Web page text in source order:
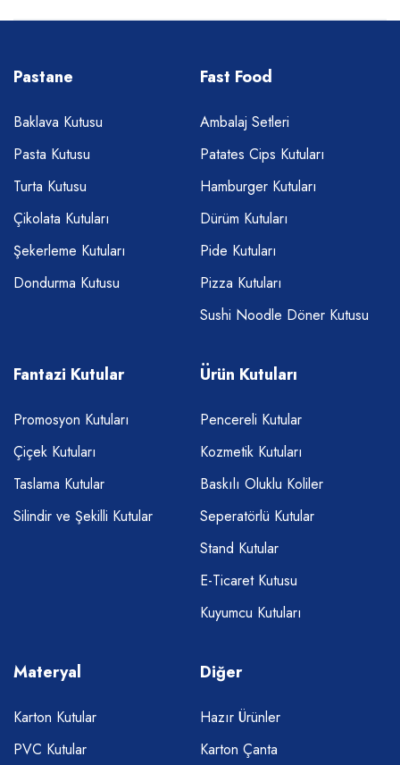
Pastane
Baklava Kutusu
Pasta Kutusu
Turta Kutusu
Çikolata Kutuları
Şekerleme Kutuları
Dondurma Kutusu
Fast Food
Ambalaj Setleri
Patates Cips Kutuları
Hamburger Kutuları
Dürüm Kutuları
Pide Kutuları
Pizza Kutuları
Sushi Noodle Döner Kutusu
Fantazi Kutular
Promosyon Kutuları
Çiçek Kutuları
Taslama Kutular
Silindir ve Şekilli Kutular
Ürün Kutuları
Pencereli Kutular
Kozmetik Kutuları
Baskılı Oluklu Koliler
Seperatörlü Kutular
Stand Kutular
E-Ticaret Kutusu
Kuyumcu Kutuları
Materyal
Karton Kutular
PVC Kutular
Diğer
Hazır Ürünler
Karton Çanta